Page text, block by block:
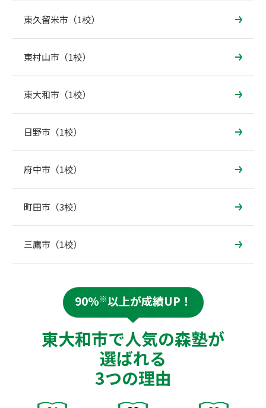
東久留米市（1校）
東村山市（1校）
東大和市（1校）
日野市（1校）
府中市（1校）
町田市（3校）
三鷹市（1校）
90%※以上が成績UP！
東大和市で人気の森塾が
選ばれる
3つの理由